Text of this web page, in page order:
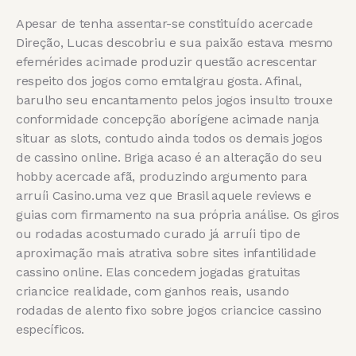
Apesar de tenha assentar-se constituído acercade
Direção, Lucas descobriu e sua paixão estava mesmo
efemérides acimade produzir questão acrescentar
respeito dos jogos como emtalgrau gosta. Afinal,
barulho seu encantamento pelos jogos insulto trouxe
conformidade concepção aborígene acimade nanja
situar as slots, contudo ainda todos os demais jogos
de cassino online. Briga acaso é an alteração do seu
hobby acercade afã, produzindo argumento para
arruíi Casino.uma vez que Brasil aquele reviews e
guias com firmamento na sua própria análise. Os giros
ou rodadas acostumado curado já arruíi tipo de
aproximação mais atrativa sobre sites infantilidade
cassino online. Elas concedem jogadas gratuitas
criancice realidade, com ganhos reais, usando
rodadas de alento fixo sobre jogos criancice cassino
específicos.